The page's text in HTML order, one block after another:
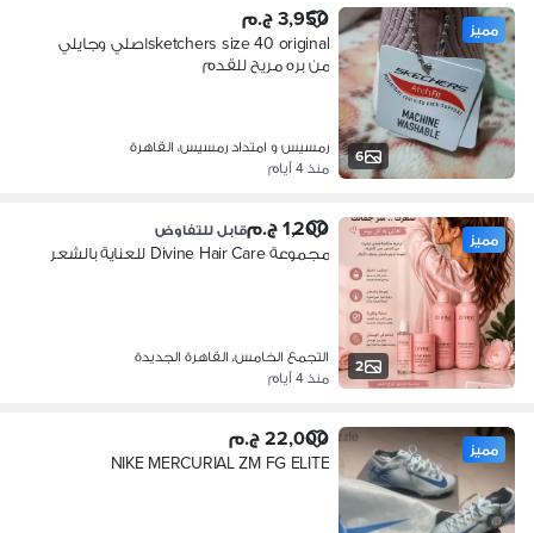
6
مميز 3,950 ج.م
sketchers size 40 originalاصلي وجايلي
من بره مريح للقدم
رمسيس و امتداد رمسيس، القاهرة
منذ 4 أيام
2
مميز 1,200 ج.م قابل للتفاوض
مجموعة Divine Hair Care للعناية بالشعر
التجمع الخامس، القاهرة الجديدة
منذ 4 أيام
مميز 22,000 ج.م
NIKE MERCURIAL ZM FG ELITE